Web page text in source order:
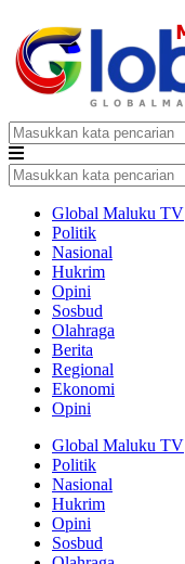
Global Maluku TV
Politik
Nasional
Hukrim
Opini
Sosbud
Olahraga
Berita
Regional
Ekonomi
Opini
Global Maluku TV
Politik
Nasional
Hukrim
Opini
Sosbud